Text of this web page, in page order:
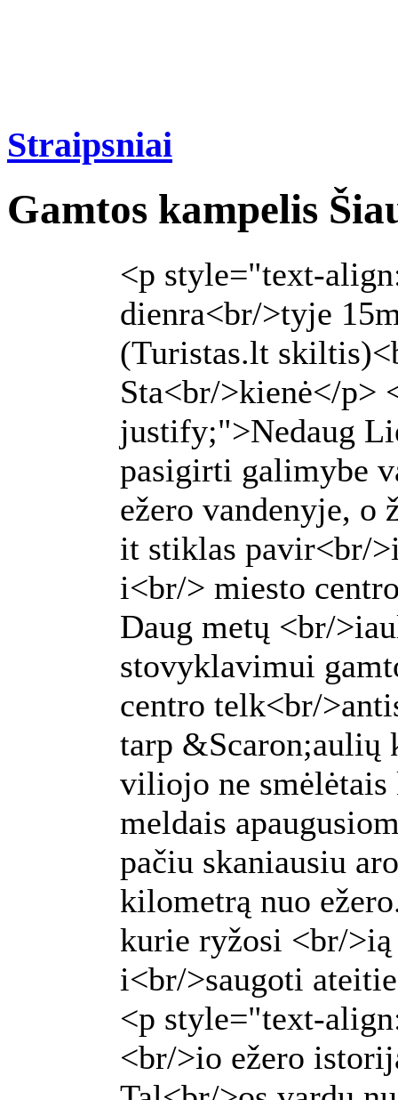
Straipsniai
Gamtos kampelis
<p style="text-
dienra<br/>tyje
(Turistas.lt
Sta<br/>kienė</p>
justify;">Nedaug
pasigirti galimybe
ežero vandenyje,
it stiklas pavir<br/
i<br/> miesto
Daug metų <br/
stovyklavimui
centro telk<br/
tarp &Scaron;aulių
viliojo ne
meldais
pačiu skaniausiu
kilometrą nuo
kurie ryžosi <br/
i<br/>saugoti
<p style="text-
<br/>io ežero